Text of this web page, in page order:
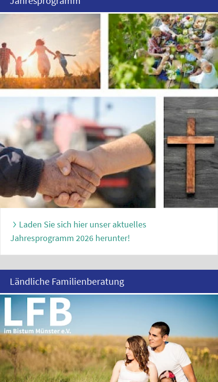
Laden Sie sich hier unser aktuelles
Jahresprogramm 2026 herunter!
Ländliche Familienberatung